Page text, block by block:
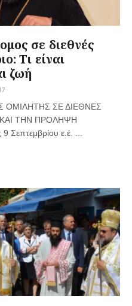
σε διεθνές
Τι είναι
ζωή
ΣΕ ΔΙΕΘΝΕΣ
ΤΗΝ ΠΡΟΛΗΨΗ
ε.έ. ...